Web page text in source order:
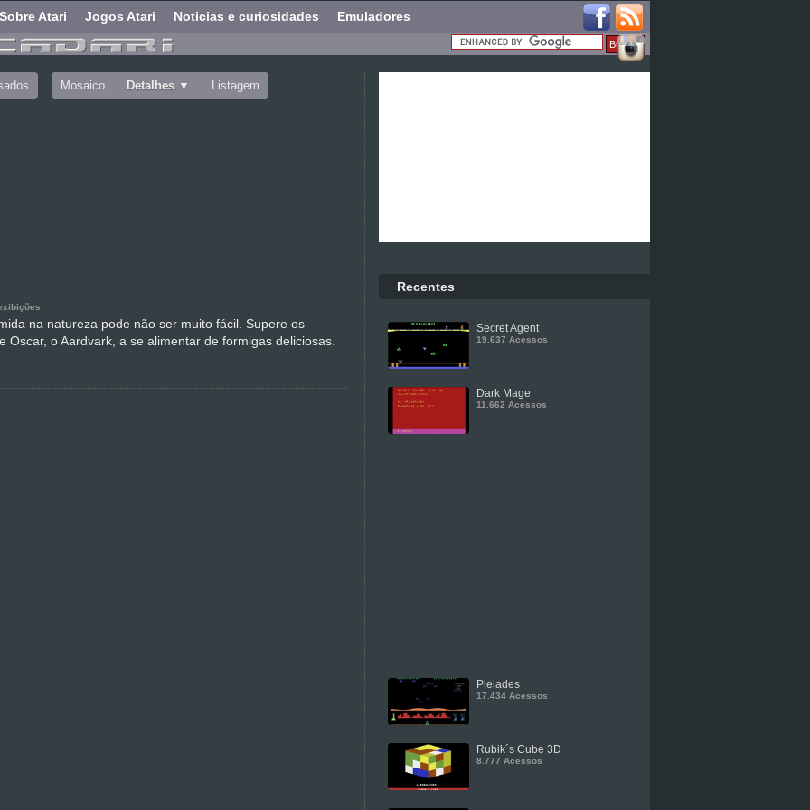
Sobre Atari Jogos Atari Noticias e curiosidades Emuladores
Mosaico Detalhes Listagem
na natureza pode não ser muito fácil. Supere os
Oscar, o Aardvark, a se alimentar de formigas deliciosas.
Recentes
Secret Agent
19.637 Acessos
Dark Mage
11.662 Acessos
Pleiades
17.434 Acessos
Rubik´s Cube 3D
8.777 Acessos